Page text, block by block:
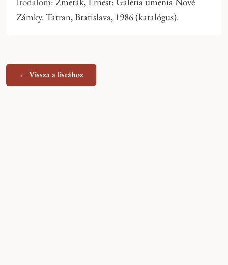
Zámky. Tatran, Bratislava, 1986 (katalógus).
← Vissza a listához